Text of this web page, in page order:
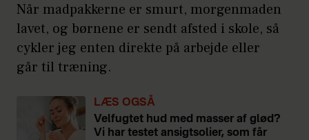
Når madpakkerne er smurt, morgenmaden
lavet, og børnene er sendt afsted i skole, så
cykler jeg enten direkte på arbejde eller
går til træning.
LÆS OGSÅ
Velfugtet hud med masser af glød?
Vi har testet ansigtsolier, som får